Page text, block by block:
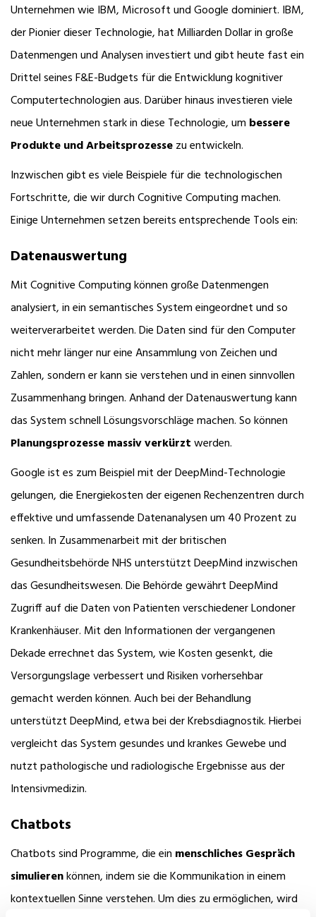
Unternehmen wie IBM, Microsoft und Google dominiert. IBM,
der Pionier dieser Technologie, hat Milliarden Dollar in große
Datenmengen und Analysen investiert und gibt heute fast ein
Drittel seines F&E-Budgets für die Entwicklung kognitiver
Computertechnologien aus. Darüber hinaus investieren viele
neue Unternehmen stark in diese Technologie, um bessere
Produkte und Arbeitsprozessezu entwickeln.
Inzwischen gibt es viele Beispiele für die technologischen
Fortschritte, die wir durch Cognitive Computing machen.
Einige Unternehmen setzen bereits entsprechende Tools ein:
Datenauswertung
Mit Cognitive Computing können große Datenmengen
analysiert, in ein semantisches System eingeordnet und so
weiterverarbeitet werden. Die Daten sind für den Computer
nicht mehr länger nur eine Ansammlung von Zeichen und
Zahlen, sondern er kann sie verstehen und in einen sinnvollen
Zusammenhang bringen. Anhand der Datenauswertung kann
das System schnell Lösungsvorschläge machen. So können
Planungsprozesse massiv verkürztwerden.
Google ist es zum Beispiel mit der DeepMind-Technologie
gelungen, die Energiekosten der eigenen Rechenzentren durch
effektive und umfassende Datenanalysen um 40 Prozent zu
senken. In Zusammenarbeit mit der britischen
Gesundheitsbehörde NHS unterstützt DeepMind inzwischen
das Gesundheitswesen. Die Behörde gewährt DeepMind
Zugriff auf die Daten von Patienten verschiedener Londoner
Krankenhäuser. Mit den Informationen der vergangenen
Dekade errechnet das System, wie Kosten gesenkt, die
Versorgungslage verbessert und Risiken vorhersehbar
gemacht werden können. Auch bei der Behandlung
unterstützt DeepMind, etwa bei der Krebsdiagnostik. Hierbei
vergleicht das System gesundes und krankes Gewebe und
nutzt pathologische und radiologische Ergebnisse aus der
Intensivmedizin.
Chatbots
Chatbots sind Programme, die ein menschliches Gespräch
simulierenkönnen, indem sie die Kommunikation in einem
kontextuellen Sinne verstehen. Um dies zu ermöglichen, wird